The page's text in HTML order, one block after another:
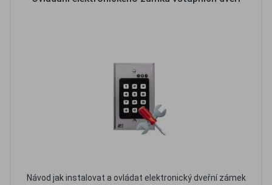
Návod jak instalovat a ovládat elektronický dveřní zámek